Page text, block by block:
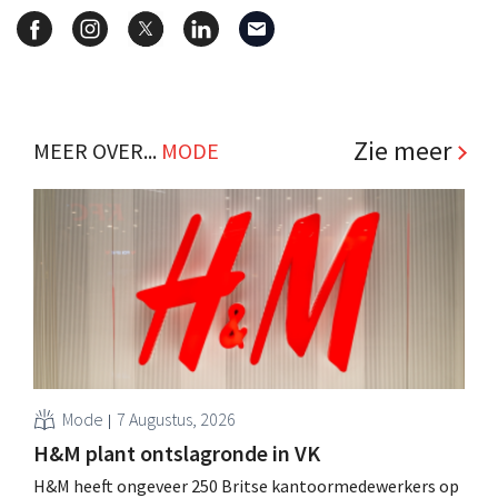
MEER OVER... MODE Zie meer
Mode 7 Augustus, 2026
H&M plant ontslagronde in VK
H&M heeft ongeveer 250 Britse kantoormedewerkers op